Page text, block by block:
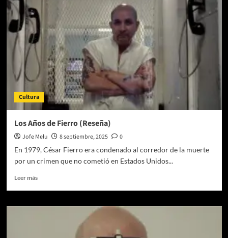
el
Camino
(Reseña)
Cultura
Los Años de Fierro (Reseña)
Jofe Melu 8 septiembre, 2025
0
En 1979, César Fierro era condenado al corredor de la muerte
por un crimen que no cometió en Estados Unidos...
Leer másLeer
Los